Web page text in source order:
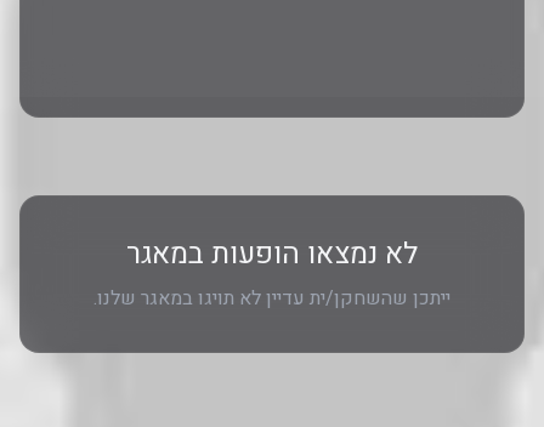
לא נמצאו הופעות במאגר
ייתכן שהשחקן/ית עדיין לא תויגו במאגר שלנו.